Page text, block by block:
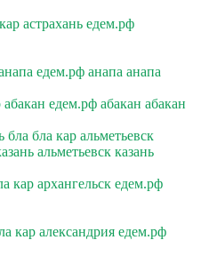
астрахань едем.рф
едем.рф анапа анапа
едем.рф абакан абакан
бла бла кар альметьевск
альметьевск казань
кар архангельск едем.рф
кар александрия едем.рф